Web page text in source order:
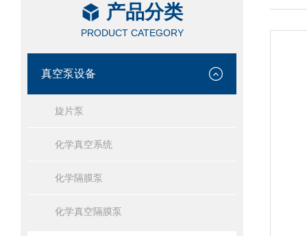
产品分类
PRODUCT CATEGORY
真空泵设备
旋片泵
化学真空系统
化学隔膜泵
化学真空隔膜泵
/